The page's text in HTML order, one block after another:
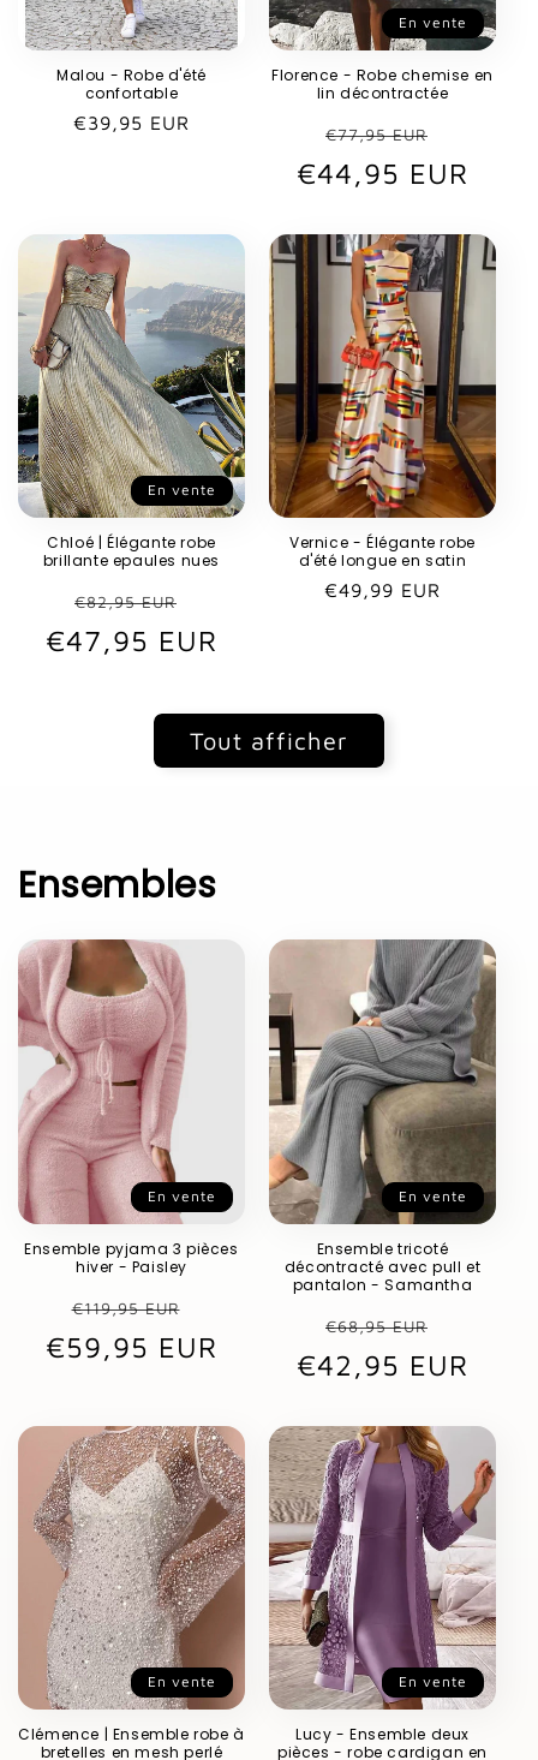
Malou - Robe d'été
confortable
Prix
€39,95 EUR
En vente
Florence - Robe chemise en
lin décontractée
Prix
habituel
€77,95 EUR
€44,95 EUR
En vente
Chloé | Élégante robe
brillante epaules nues
Prix
habituel
€82,95 EUR
promotionnel
€47,95 EUR
Vernice - Élégante robe
d'été longue en satin
Prix
€49,99 EUR
Tout afficher
Ensembles
En vente
Ensemble pyjama 3 pièces
hiver - Paisley
Prix
habituel
€119,95 EUR
promotionnel
€59,95 EUR
En vente
Ensemble tricoté
décontracté avec pull et
pantalon - Samantha
Prix
habituel
€68,95 EUR
€42,95 EUR
En vente
Clémence | Ensemble robe à
bretelles en mesh perlé
En vente
Lucy - Ensemble deux
pièces - robe cardigan en